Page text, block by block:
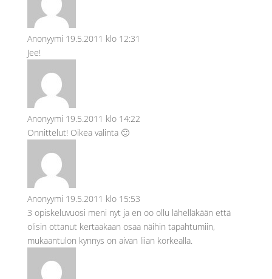
Anonyymi 19.5.2011 klo 12:31
Jee!
Anonyymi 19.5.2011 klo 14:22
Onnittelut! Oikea valinta 🙂
Anonyymi 19.5.2011 klo 15:53
3 opiskeluvuosi meni nyt ja en oo ollu lähelläkään että
olisin ottanut kertaakaan osaa näihin tapahtumiin,
mukaantulon kynnys on aivan liian korkealla.